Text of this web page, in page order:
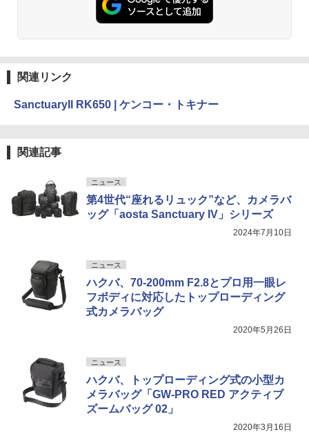
関連リンク
SanctuaryII RK650 | ケンコー・トキナー
関連記事
ニュース
第4世代“座れるリュック”など、カメラバ
ッグ「aosta Sanctuary IV」シリーズ
2024年7月10日
ニュース
ハクバ、70-200mm F2.8とプロ用一眼レ
フボディに対応したトップローディング
式カメラバッグ
2020年5月26日
ニュース
ハクバ、トップローディング式の小型カ
メラバッグ「GW-PRO RED アクティブ
ズームバッグ 02」
2020年3月16日